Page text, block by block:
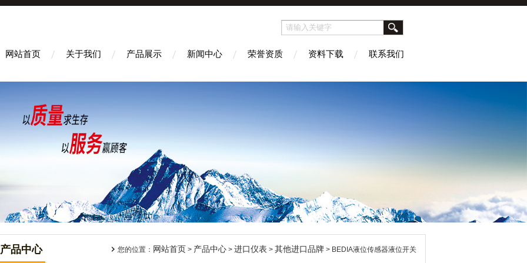
网站首页 关于我们 产品展示 新闻中心 荣誉资质 资料下载 联系我们
产品中心 您的位置： 网站首页 > 产品中心 > 进口仪表 > 其他进口品牌 > BEDIA液位传感器液位开关